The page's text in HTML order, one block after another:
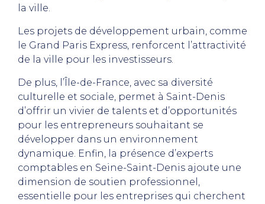
la ville.
Les projets de développement urbain, comme
le Grand Paris Express, renforcent l’attractivité
de la ville pour les investisseurs.
De plus, l’Île-de-France, avec sa diversité
culturelle et sociale, permet à Saint-Denis
d’offrir un vivier de talents et d’opportunités
pour les entrepreneurs souhaitant se
développer dans un environnement
dynamique. Enfin, la présence d’experts
comptables en Seine-Saint-Denis ajoute une
dimension de soutien professionnel,
essentielle pour les entreprises qui cherchent